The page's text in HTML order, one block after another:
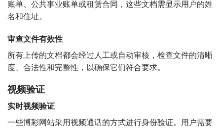
账单、公共事业账单或租赁合同，这些文档需显示用户的姓
名和住址。
审查文件有效性
所有上传的文档都会经过人工或自动审核，检查文件的清晰
度、合法性和完整性，以确保它们符合要求。
视频验证
实时视频验证
一些博彩网站采用视频通话的方式进行身份验证。用户需要